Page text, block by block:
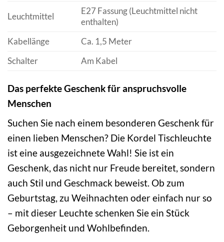
Leuchtmittel
E27 Fassung (Leuchtmittel nicht
enthalten)
Kabellänge
Ca. 1,5 Meter
Schalter
Am Kabel
Das perfekte Geschenk für anspruchsvolle
Menschen
Suchen Sie nach einem besonderen Geschenk für
einen lieben Menschen? Die Kordel Tischleuchte
ist eine ausgezeichnete Wahl! Sie ist ein
Geschenk, das nicht nur Freude bereitet, sondern
auch Stil und Geschmack beweist. Ob zum
Geburtstag, zu Weihnachten oder einfach nur so
– mit dieser Leuchte schenken Sie ein Stück
Geborgenheit und Wohlbefinden.